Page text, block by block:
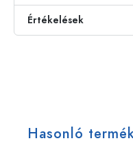
Értékelések
Hasonló